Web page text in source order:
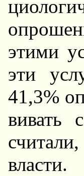
этими
эти
41,3%
вивать
власти.